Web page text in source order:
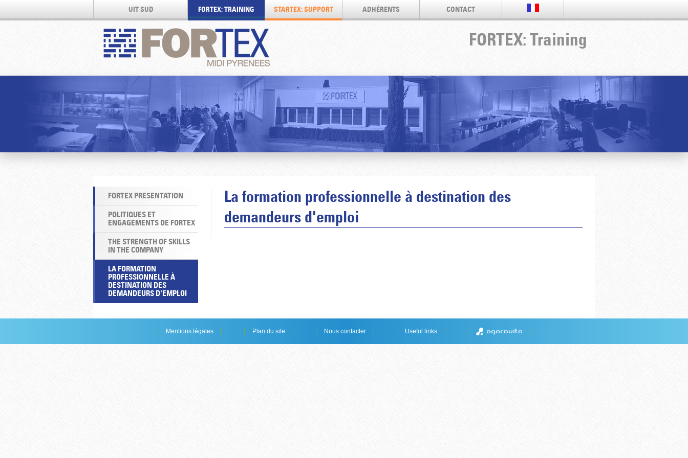
FORTEX: Training
UIT SUD FORTEX: TRAINING STARTEX: SUPPORT ADHÉRENTS CONTACT
FORTEX PRESENTATION
POLITIQUES ET
ENGAGEMENTS DE FORTEX
THE STRENGTH OF SKILLS
IN THE COMPANY
LA FORMATION
PROFESSIONNELLE À
DESTINATION DES
DEMANDEURS D'EMPLOI
La formation professionnelle à destination des
demandeurs d'emploi
Mentions légales Plan du site Nous contacter Useful links